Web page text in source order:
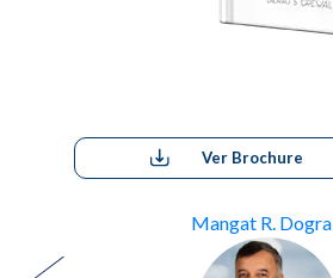
Ver Brochure
Mangat R. Dogra